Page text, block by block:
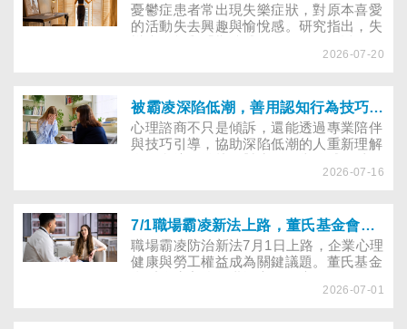
憂鬱症患者常出現失樂症狀，對原本喜愛
的活動失去興趣與愉悅感。研究指出，失
為活化、循序安排能增加愉悅感受的活
2026-07-20
被霸凌深陷低潮，善用認知行為技巧重建職場心理韌性
心理諮商不只是傾訴，還能透過專業陪伴
與技巧引導，協助深陷低潮的人重新理解
介紹能擊退負面想法的認知行為技巧，幫
2026-07-16
7/1職場霸凌新法上路，董氏基金會呼籲：擴大職場心理健康投入，守護人才維持勞動力參與率！
職場霸凌防治新法7月1日上路，企業心理
健康與勞工權益成為關鍵議題。董氏基金
協助方案與心理諮商資源，降低壓力、憂
2026-07-01